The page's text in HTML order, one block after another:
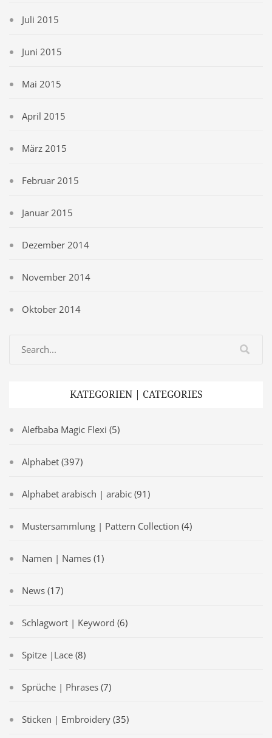
Juli 2015
Juni 2015
Mai 2015
April 2015
März 2015
Februar 2015
Januar 2015
Dezember 2014
November 2014
Oktober 2014
KATEGORIEN | CATEGORIES
Alefbaba Magic Flexi (5)
Alphabet (397)
Alphabet arabisch | arabic (91)
Mustersammlung | Pattern Collection (4)
Namen | Names (1)
News (17)
Schlagwort | Keyword (6)
Spitze |Lace (8)
Sprüche | Phrases (7)
Sticken | Embroidery (35)